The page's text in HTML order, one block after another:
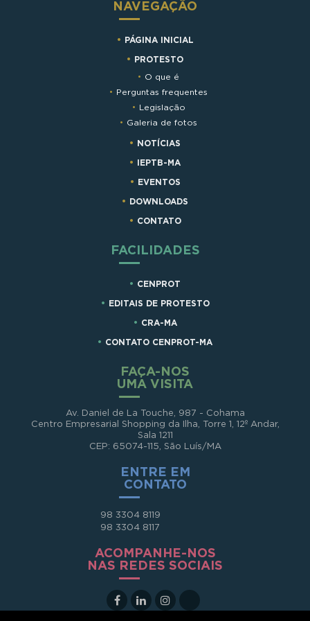
NAVEGAÇÃO
PÁGINA INICIAL
PROTESTO
O que é
Perguntas frequentes
Legislação
Galeria de fotos
NOTÍCIAS
IEPTB-MA
EVENTOS
DOWNLOADS
CONTATO
FACILIDADES
CENPROT
EDITAIS DE PROTESTO
CRA-MA
CONTATO CENPROT-MA
FAÇA-NOS
UMA VISITA
Av. Daniel de La Touche, 987 - Cohama
Centro Empresarial Shopping da Ilha, Torre 1, 12º Andar,
Sala 1211
CEP: 65074-115, São Luís/MA
ENTRE EM
CONTATO
98 3304 8119
98 3304 8117
ACOMPANHE-NOS
NAS REDES SOCIAIS